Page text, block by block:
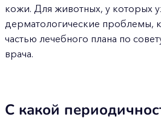
кожи. Для животных, у которых
дерматологические проблемы,
частью лечебного плана по
врача.
С какой